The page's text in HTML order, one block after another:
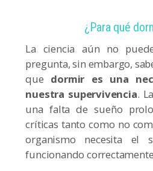
¿Para qué
La ciencia aún no
pregunta, sin embargo,
que dormir es una
nuestra supervivencia.
una falta de sueño
críticas tanto como no
organismo necesita el
funcionando